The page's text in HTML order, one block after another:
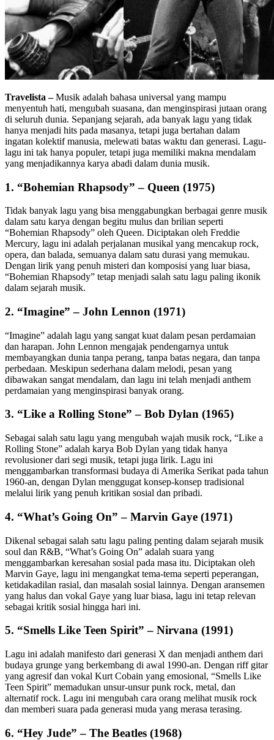
Travelista –Musik adalah bahasa universal yang mampu
menyentuh hati, mengubah suasana, dan menginspirasi jutaan orang
di seluruh dunia. Sepanjang sejarah, ada banyak lagu yang tidak
hanya menjadi hits pada masanya, tetapi juga bertahan dalam
ingatan kolektif manusia, melewati batas waktu dan generasi. Lagu-
lagu ini tak hanya populer, tetapi juga memiliki makna mendalam
yang menjadikannya karya abadi dalam dunia musik.
1. “Bohemian Rhapsody” – Queen (1975)
Tidak banyak lagu yang bisa menggabungkan berbagai genre musik
dalam satu karya dengan begitu mulus dan brilian seperti
“Bohemian Rhapsody” oleh Queen. Diciptakan oleh Freddie
Mercury, lagu ini adalah perjalanan musikal yang mencakup rock,
opera, dan balada, semuanya dalam satu durasi yang memukau.
Dengan lirik yang penuh misteri dan komposisi yang luar biasa,
“Bohemian Rhapsody” tetap menjadi salah satu lagu paling ikonik
dalam sejarah musik.
2. “Imagine” – John Lennon (1971)
“Imagine” adalah lagu yang sangat kuat dalam pesan perdamaian
dan harapan. John Lennon mengajak pendengarnya untuk
membayangkan dunia tanpa perang, tanpa batas negara, dan tanpa
perbedaan. Meskipun sederhana dalam melodi, pesan yang
dibawakan sangat mendalam, dan lagu ini telah menjadi anthem
perdamaian yang menginspirasi banyak orang.
3. “Like a Rolling Stone” – Bob Dylan (1965)
Sebagai salah satu lagu yang mengubah wajah musik rock, “Like a
Rolling Stone” adalah karya Bob Dylan yang tidak hanya
revolusioner dari segi musik, tetapi juga lirik. Lagu ini
menggambarkan transformasi budaya di Amerika Serikat pada tahun
1960-an, dengan Dylan menggugat konsep-konsep tradisional
melalui lirik yang penuh kritikan sosial dan pribadi.
4. “What’s Going On” – Marvin Gaye (1971)
Dikenal sebagai salah satu lagu paling penting dalam sejarah musik
soul dan R&B, “What’s Going On” adalah suara yang
menggambarkan keresahan sosial pada masa itu. Diciptakan oleh
Marvin Gaye, lagu ini mengangkat tema-tema seperti peperangan,
ketidakadilan rasial, dan masalah sosial lainnya. Dengan aransemen
yang halus dan vokal Gaye yang luar biasa, lagu ini tetap relevan
sebagai kritik sosial hingga hari ini.
5. “Smells Like Teen Spirit” – Nirvana (1991)
Lagu ini adalah manifesto dari generasi X dan menjadi anthem dari
budaya grunge yang berkembang di awal 1990-an. Dengan riff gitar
yang agresif dan vokal Kurt Cobain yang emosional, “Smells Like
Teen Spirit” memadukan unsur-unsur punk rock, metal, dan
alternatif rock. Lagu ini mengubah cara orang melihat musik rock
dan memberi suara pada generasi muda yang merasa terasing.
6. “Hey Jude” – The Beatles (1968)